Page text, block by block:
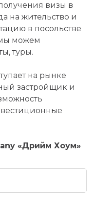
визы в
на жительство и
в посольстве
мы можем
туры.
на рынке
застройщик и
«Дрийм Хоум»